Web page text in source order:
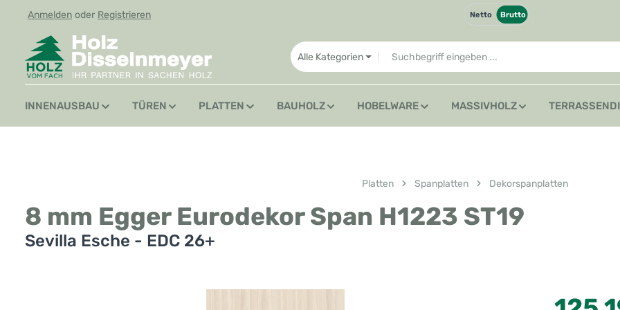
Hauptinhalt springen
Zur Suche springen
Zur Hauptnavigation springen
Anmelden oder Registrieren Netto Brutto
Alle Kategorien
INNENAUSBAU TÜREN PLATTEN BAUHOLZ HOBELWARE MASSIVHOLZ
Platten Spanplatten Dekorspanplatten
8 mm Egger Eurodekor Span H1223 ST19
Sevilla Esche - EDC 26+
Regulärer